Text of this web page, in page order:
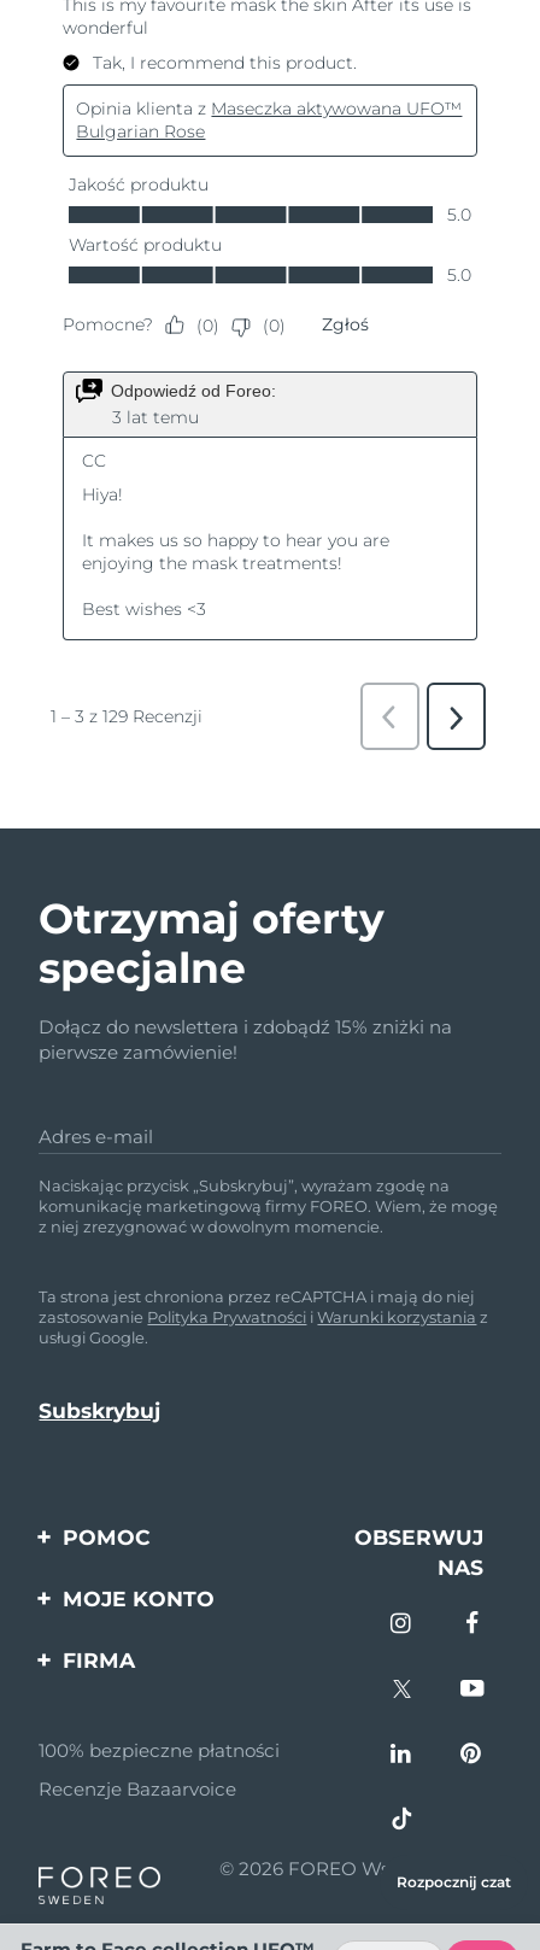
Otrzymaj oferty
specjalne
Dołącz do newslettera i zdobądź 15% zniżki na
pierwsze zamówienie!
Adres e-mail
Naciskając przycisk „Subskrybuj”, wyrażam zgodę na
komunikację marketingową firmy FOREO. Wiem, że mogę
z niej zrezygnować w dowolnym momencie.
Ta strona jest chroniona przez reCAPTCHA i mają do niej
zastosowanie Polityka Prywatności iWarunki korzystania z
usługi Google.
POMOC
Kontakt
OBSERWUJ
NAS
MOJE KONTO
FIRMA
Program partnerski
Wiadomości
MYSA
Dystrybutorzy
100% bezpieczne płatności
Recenzje Bazaarvoice
© 2026 FOREO Wszelkie prawa
zastrzeżone
Rozpocznij czat